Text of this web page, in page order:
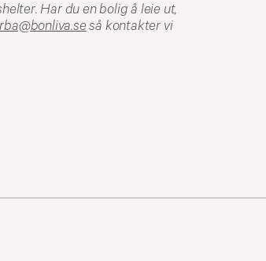
Har du en bolig å leie ut,
rba@bonliva.seså kontakter vi